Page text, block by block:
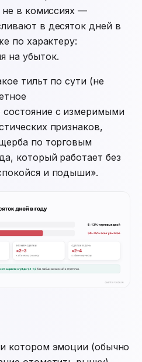
не в комиссиях —
в десяток дней в
по характеру:
на убыток.
тильт по сути (не
состояние с измеримыми
признаков,
по торговым
который работает без
и подыши».
котором эмоции (обычно